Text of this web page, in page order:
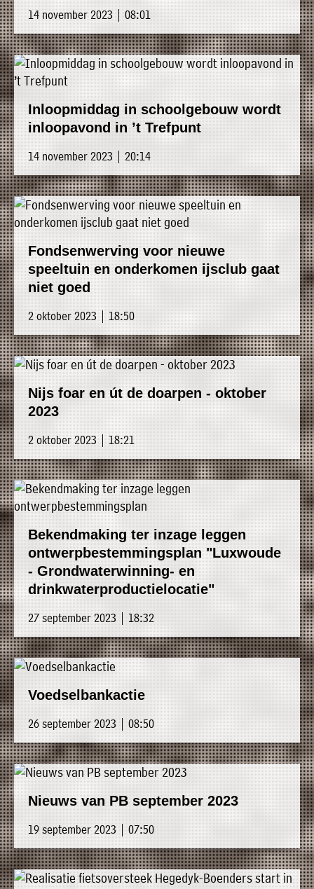
14 november 2023 | 08:01
Inloopmiddag in schoolgebouw wordt
inloopavond in ’t Trefpunt
14 november 2023 | 20:14
Fondsenwerving voor nieuwe
speeltuin en onderkomen ijsclub gaat
niet goed
2 oktober 2023 | 18:50
Nijs foar en út de doarpen - oktober
2023
2 oktober 2023 | 18:21
Bekendmaking ter inzage leggen
ontwerpbestemmingsplan "Luxwoude
- Grondwaterwinning- en
drinkwaterproductielocatie"
27 september 2023 | 18:32
Voedselbankactie
26 september 2023 | 08:50
Nieuws van PB september 2023
19 september 2023 | 07:50